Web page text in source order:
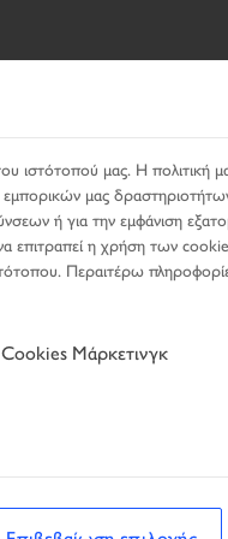
ΑΝΑΖΉΤΗΣΗ
ιστότοπού μας. Η πολιτική
εμπορικών μας
ή για την εμφάνιση
επιτραπεί η χρήση των
Περαιτέρω
Cookies Μάρκετινγκ